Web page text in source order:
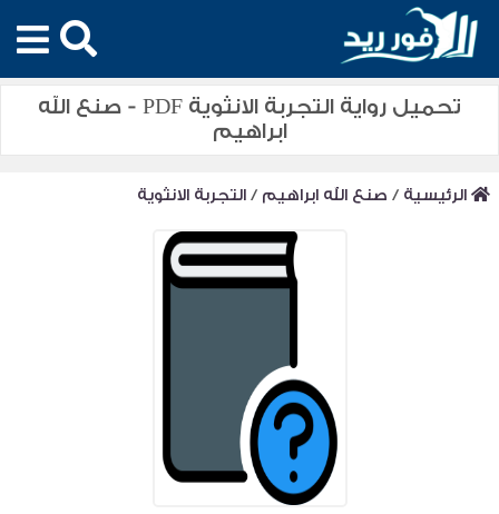
تحميل رواية التجربة الانثوية PDF - صنع الله
ابراهيم
الرئيسية / صنع الله ابراهيم /التجربة الانثوية